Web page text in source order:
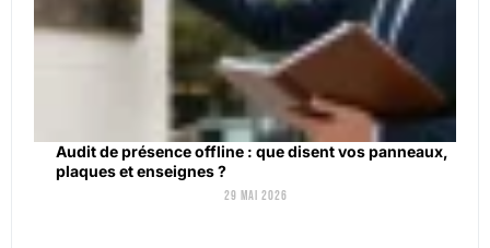
Audit de présence offline : que disent vos panneaux,
plaques et enseignes ?
29 mai 2026